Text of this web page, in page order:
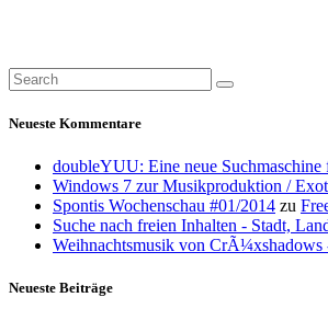
Neueste Kommentare
doubleYUU: Eine neue
Windows 7 zur Musikproduktion /
Spontis Wochenschau #01/2014 zu
Suche nach freien Inhalten - Stadt,
Weihnachtsmusik von CrÃ¼xshadows
Neueste Beiträge